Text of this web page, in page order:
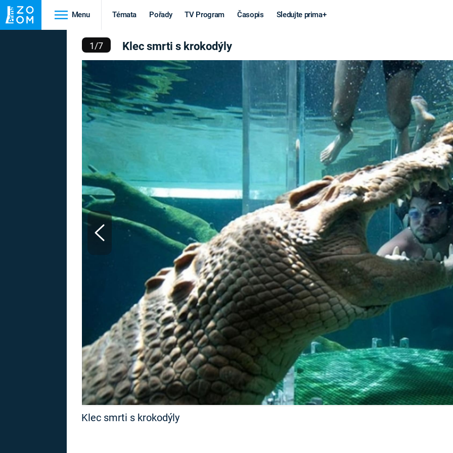
Menu Témata Pořady TV Program Časopis Sledujte prima+
HRADY A ZÁMKY
HEDVÁBNÁ STEZKA
Historie
VIKINGOVÉ
EPIDEMIE A
PANDEMIE
STAROVĚKÝ EGYPT
Věda a
technika
KORONAVIRUS
VESMÍR
MARS
Války
STUDENÁ
VÁLKA VE
VIETNAMU
VÁLEČNÉ
SERIÁLY
světová válka
Výročí
MARIE TEREZIE
NAPOLEON
BONAPARTE
BRITSKÁ
KRÁLOVSKÁ
RODINA
Záhady a
konspirace
UFO A
MIMOZEMŠŤANÉ
UTAJENÉ PŘÍBĚHY
ČESKÝCH DĚJIN
ALTERNATIVNÍ
HISTORIE
FILMY
REALITA
HORORY
REALITA
OPTICKÉ
S KROKODÝLY
1/7 Klec smrti s krokodýly
Klec smrti s krokodýly